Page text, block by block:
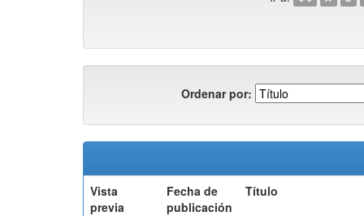
Ordenar por:
Vista
previa
Fecha de
publicación
Título